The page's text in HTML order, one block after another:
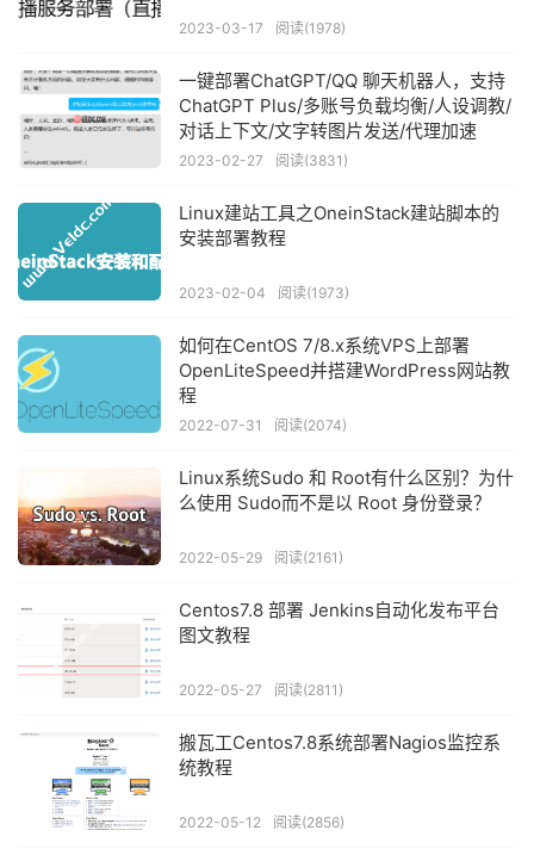
2023-03-17 阅读(1978)
一键部署ChatGPT/QQ 聊天机器人，支持
ChatGPT Plus/多账号负载均衡/人设调教/
对话上下文/文字转图片发送/代理加速
2023-02-27 阅读(3831)
Linux建站工具之OneinStack建站脚本的
安装部署教程
2023-02-04 阅读(1973)
如何在CentOS 7/8.x系统VPS上部署
OpenLiteSpeed并搭建WordPress网站教
程
2022-07-31 阅读(2074)
Linux系统Sudo 和 Root有什么区别？为什
么使用 Sudo而不是以 Root 身份登录？
2022-05-29 阅读(2161)
Centos7.8 部署 Jenkins自动化发布平台
图文教程
2022-05-27 阅读(2811)
搬瓦工Centos7.8系统部署Nagios监控系
统教程
2022-05-12 阅读(2856)